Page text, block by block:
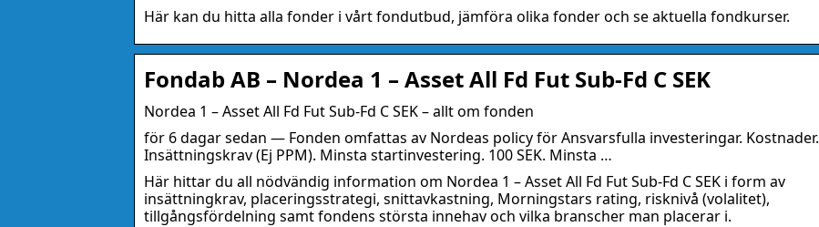
Här kan du hitta alla fonder i vårt fondutbud, jämföra olika fonder och se aktuella fondkurser.
Fondab AB – Nordea 1 – Asset All Fd Fut Sub-Fd C SEK
Nordea 1 – Asset All Fd Fut Sub-Fd C SEK – allt om fonden
för 6 dagar sedan — Fonden omfattas av Nordeas policy för Ansvarsfulla investeringar. Kostnader.
Insättningskrav (Ej PPM). Minsta startinvestering. 100 SEK. Minsta …
Här hittar du all nödvändig information om Nordea 1 – Asset All Fd Fut Sub-Fd C SEK i form av
insättningkrav, placeringsstrategi, snittavkastning, Morningstars rating, risknivå (volalitet),
tillgångsfördelning samt fondens största innehav och vilka branscher man placerar i.